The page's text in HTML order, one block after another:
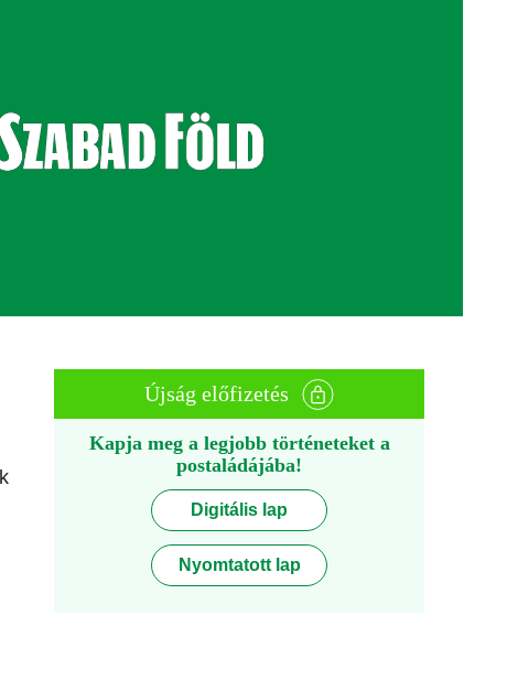
Újság előfizetés
Kapja meg a legjobb történeteket a
postaládájába!
Digitális lap
Nyomtatott lap